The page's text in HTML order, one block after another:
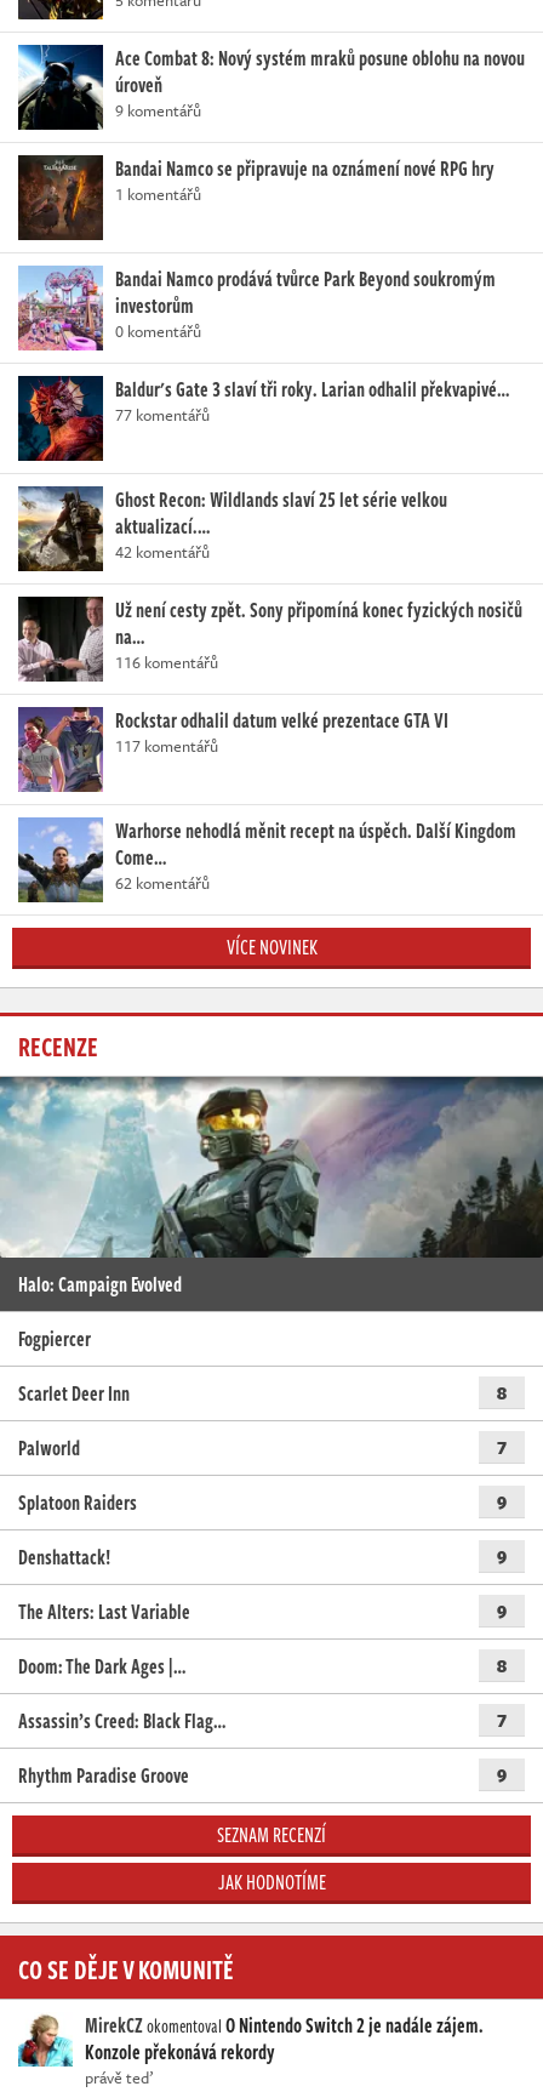
Ace Combat 8: Nový systém mraků posune oblohu na novou
úroveň
9 komentářů
Bandai Namco se připravuje na oznámení nové RPG hry
1 komentářů
Bandai Namco prodává tvůrce Park Beyond soukromým
investorům
0 komentářů
Baldur's Gate 3 slaví tři roky. Larian odhalil překvapivé…
77 komentářů
Ghost Recon: Wildlands slaví 25 let série velkou
aktualizací.…
42 komentářů
Už není cesty zpět. Sony připomíná konec fyzických nosičů
na…
116 komentářů
Rockstar odhalil datum velké prezentace GTA VI
117 komentářů
Warhorse nehodlá měnit recept na úspěch. Další Kingdom
Come…
62 komentářů
VÍCE NOVINEK
RECENZE
Halo: Campaign Evolved
Fogpiercer
Scarlet Deer Inn
8
Palworld 7
Splatoon Raiders 9
Denshattack! 9
The Alters: Last Variable 9
Doom: The Dark Ages |… 8
Assassin’s Creed: Black Flag… 7
Rhythm Paradise Groove 9
SEZNAM RECENZÍ
JAK HODNOTÍME
CO SE DĚJE V KOMUNITĚ
MirekCZokomentovalO Nintendo Switch 2 je nadále zájem.
Konzole překonává rekordy
právě teď